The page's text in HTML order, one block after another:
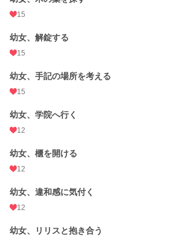
15
幼女、解錠する
15
幼女、手記の場所を考える
15
幼女、学院へ行く
12
幼女、櫃を開ける
12
幼女、違和感に気付く
12
幼女、リリスと抱き合う